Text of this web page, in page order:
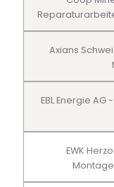
Axians
EBL Energie
EWK